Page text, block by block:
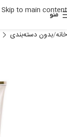
Skip to main content
منو
خانه بدون دسته‌بندی